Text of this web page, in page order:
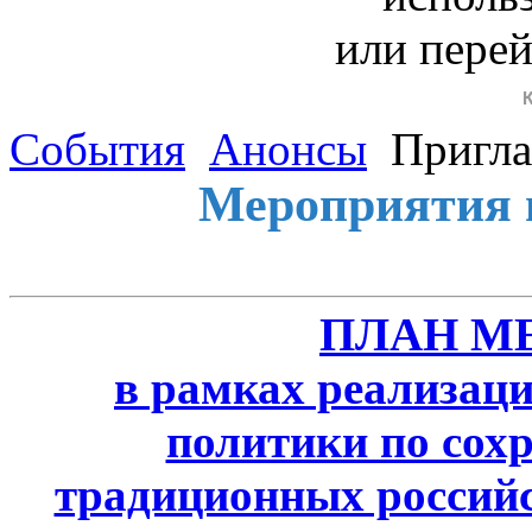
или
События Анонсы
Мероприятия
ПЛАН
в рамках
политики по
традиционных